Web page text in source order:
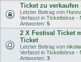
Ticket zu
Letzter Beitrag von
Verfasst in Ticketbörse -
Antworten: 5
2 X Festival Ticket
Ticket
Letzter Beitrag von
Verfasst in Ticketbörse -
Antworten: 3